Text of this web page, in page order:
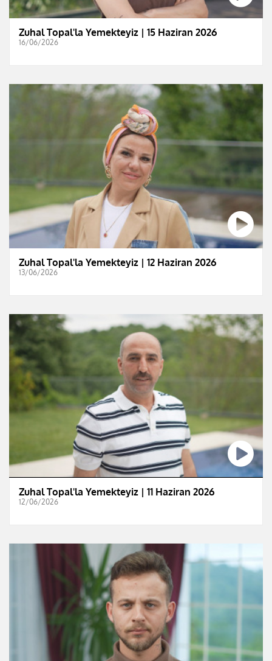
Zuhal Topal'la Yemekteyiz | 15 Haziran 2026
16/06/2026
Zuhal Topal'la Yemekteyiz | 12 Haziran 2026
13/06/2026
Zuhal Topal'la Yemekteyiz | 11 Haziran 2026
12/06/2026